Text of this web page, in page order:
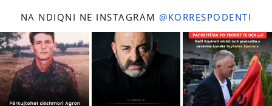
NA NDIQNI NË INSTAGRAM @KORRESPODENTI